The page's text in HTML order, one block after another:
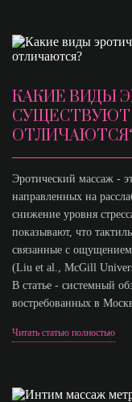
КАКИЕ ВИДЫ
Эротический массаж -
направленных на
снижение уровня
показывают, что
связанные с
(Liu et al., McGill
В статье - системный
востребованных в
Читать статью полностью